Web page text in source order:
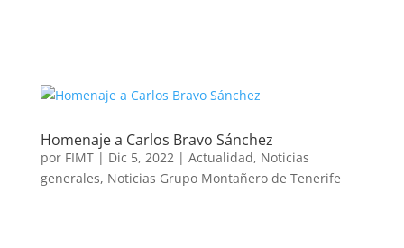
Homenaje a Carlos Bravo Sánchez
por FIMT| Dic 5, 2022| Actualidad, Noticias
generales, Noticias Grupo Montañero de Tenerife